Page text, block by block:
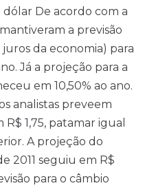
dólar De acordo com a
a previsão
juros da economia) para
Já a projeção para a
em 10,50% ao ano.
analistas preveem
1,75, patamar igual
A projeção do
2011 seguiu em R$
para o câmbio